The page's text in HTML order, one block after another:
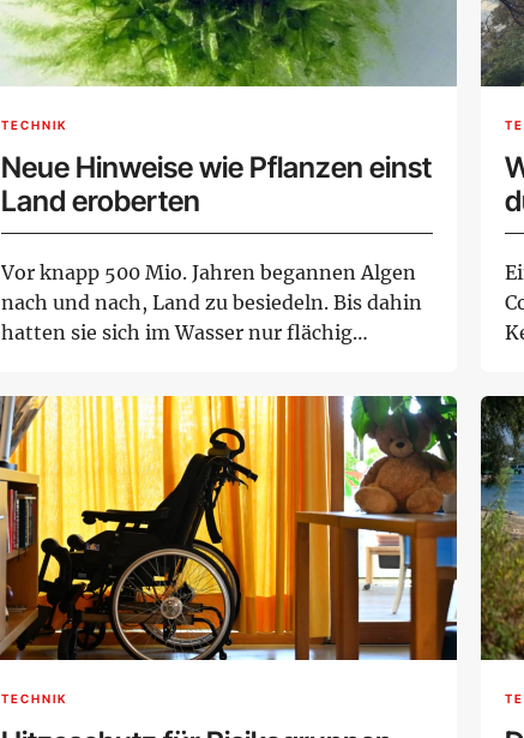
TECHNIK
Neue Hinweise wie Pflanzen einst
Land eroberten
Vor knapp 500 Mio. Jahren begannen Algen
nach und nach, Land zu besiedeln. Bis dahin
hatten sie sich im Wasser nur flächig
TECHNIK